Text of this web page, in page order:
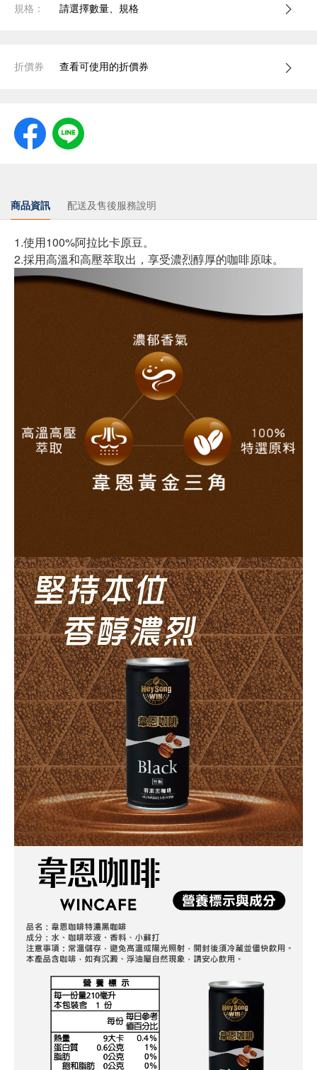
規格： 請選擇數量、規格
折價券 查看可使用的折價券
商品資訊 配送及售後服務說明
1.使用100%阿拉比卡原豆。
2.採用高溫和高壓萃取出，享受濃烈醇厚的咖啡原味。